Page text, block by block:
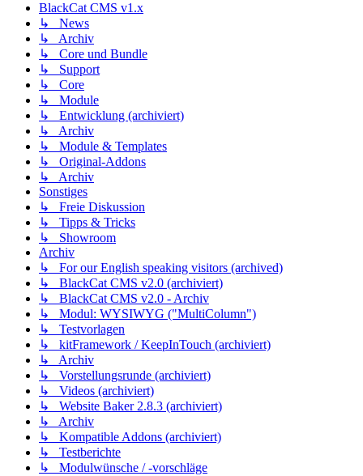
BlackCat CMS v1.x
↳ News
↳ Archiv
↳ Core und Bundle
↳ Support
↳ Core
↳ Module
↳ Entwicklung (archiviert)
↳ Archiv
↳ Module & Templates
↳ Original-Addons
↳ Archiv
Sonstiges
↳ Freie Diskussion
↳ Tipps & Tricks
↳ Showroom
Archiv
↳ For our English speaking visitors (archived)
↳ BlackCat CMS v2.0 (archiviert)
↳ BlackCat CMS v2.0 - Archiv
↳ Modul: WYSIWYG ("MultiColumn")
↳ Testvorlagen
↳ kitFramework / KeepInTouch (archiviert)
↳ Archiv
↳ Vorstellungsrunde (archiviert)
↳ Videos (archiviert)
↳ Website Baker 2.8.3 (archiviert)
↳ Archiv
↳ Kompatible Addons (archiviert)
↳ Testberichte
↳ Modulwünsche / -vorschläge